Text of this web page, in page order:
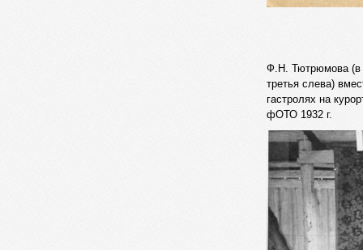
Ф.Н. Тютрюмова (в
третья слева)
гастролях на
фОТО 1932 г.